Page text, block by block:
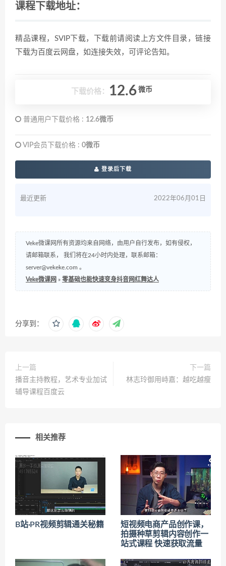
课程下载地址：
精品课程，SVIP下载，下载前请阅读上方文件目录，链接
下载为百度云网盘，如连接失效，可评论告知。
下载价格： 12.6 微币
普通用户下载价格 : 12.6微币
VIP会员下载价格 : 0微币
登录后下载
最近更新 2022年06月01日
Veke微课网所有资源均来自网络，由用户自行发布，如有侵权，
请邮箱联系， 我们将在24小时内处理，联系邮箱：
server@vekeke.com 。
Veke微课网 » 零基础也能快速变身抖音网红舞达人
分享到：
上一篇
播音主持教程，艺术专业加试
辅导课程百度云
下一篇
林志玲御用峙嘉：越吃越瘦
相关推荐
B站·PR视频剪辑通关秘籍
短视频电商产品创作课，
拍摄种草剪辑内容创作一
站式课程 快速获取流量